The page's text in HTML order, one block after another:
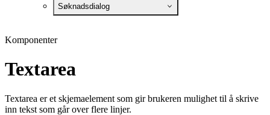
Søknadsdialog
Komponenter
Textarea
Textarea er et skjemaelement som gir brukeren mulighet til å skrive
inn tekst som går over flere linjer.